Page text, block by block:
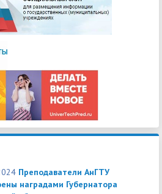
Преподаватели АнГТУ
наградами Губернатора